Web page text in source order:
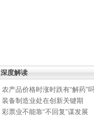
深度解读
农产品价格时涨时跌有“解药”
装备制造业处在创新关键期
彩票业不能靠“不回复”谋发展